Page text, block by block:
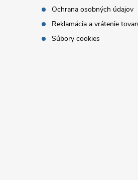
Ochrana osobných údajov
Reklamácia a vrátenie
Súbory cookies